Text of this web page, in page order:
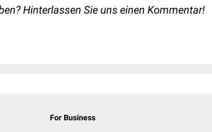
Hinterlassen Sie uns einen Kommentar!
For Business